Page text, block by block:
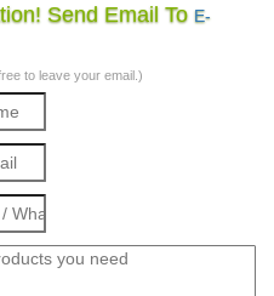
Send Email To E-
to leave your email.)